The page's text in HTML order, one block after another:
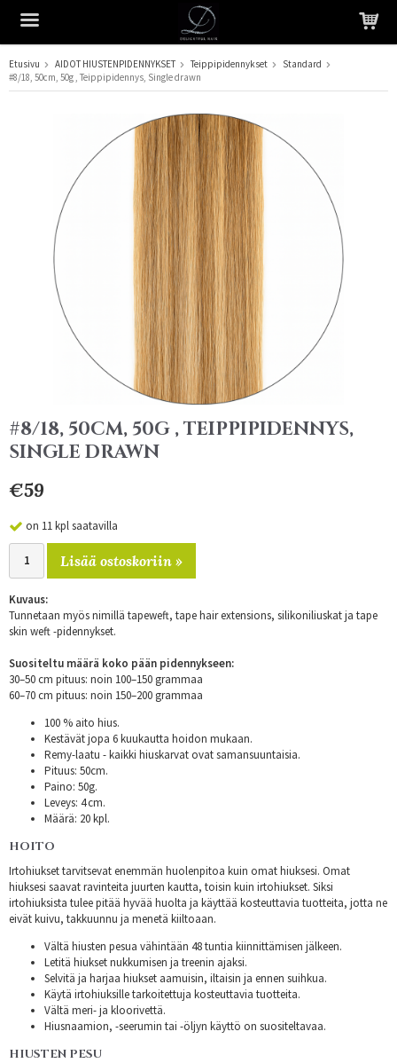
Tuote on lisätty ostoskoriin
Etusivu AIDOT HIUSTENPIDENNYKSET Teippipidennykset
Standard
#8/18, 50cm, 50g , Teippipidennys, Single drawn
#8/18, 50CM, 50G , TEIPPIPIDENNYS,
SINGLE DRAWN
€59
on 11 kpl saatavilla
Lisää ostoskoriin »
Kuvaus:
Tunnetaan myös nimillä tapeweft, tape hair extensions, silikoniliuskat ja tape
skin weft -pidennykset.
Suositeltu määrä koko pään pidennykseen:
30–50 cm pituus: noin 100–150 grammaa
60–70 cm pituus: noin 150–200 grammaa
100 % aito hius.
Kestävät jopa 6 kuukautta hoidon mukaan.
Remy-laatu - kaikki hiuskarvat ovat samansuuntaisia.
Pituus: 50cm.
Paino: 50g.
Leveys: 4 cm.
Määrä: 20 kpl.
HOITO
Irtohiukset tarvitsevat enemmän huolenpitoa kuin omat hiuksesi. Omat
hiuksesi saavat ravinteita juurten kautta, toisin kuin irtohiukset. Siksi
irtohiuksista tulee pitää hyvää huolta ja käyttää kosteuttavia tuotteita, jotta ne
eivät kuivu, takkuunnu ja menetä kiiltoaan.
Vältä hiusten pesua vähintään 48 tuntia kiinnittämisen jälkeen.
Letitä hiukset nukkumisen ja treenin ajaksi.
Selvitä ja harjaa hiukset aamuisin, iltaisin ja ennen suihkua.
Käytä irtohiuksille tarkoitettuja kosteuttavia tuotteita.
Vältä meri- ja kloorivettä.
Hiusnaamion, -seerumin tai -öljyn käyttö on suositeltavaa.
HIUSTEN PESU